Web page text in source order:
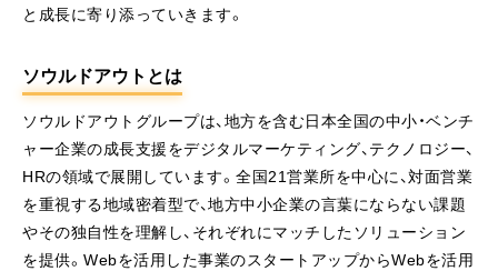
と成長に寄り添っていきます。
ソウルドアウトとは
ソウルドアウトグループは、地方を含む日本全国の中小・ベンチ
ャー企業の成長支援をデジタルマーケティング、テクノロジー、
HRの領域で展開しています。全国21営業所を中心に、対面営業
を重視する地域密着型で、地方中小企業の言葉にならない課題
やその独自性を理解し、それぞれにマッチしたソリューション
を提供。Webを活用した事業のスタートアップからWebを活用